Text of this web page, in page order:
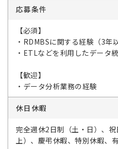
応募条件
【必須】
・RDMBSに関する経験（3年以
・ETLなどを利用したデータ
【歓迎】
・データ分析業務の経験
休日休暇
完全週休2日制（土・日）、
上）、慶弔休暇、特別休暇、